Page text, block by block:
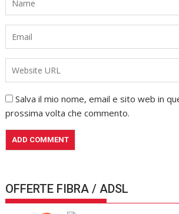
Salva il mio nome, email e sito web in
prossima volta che commento.
OFFERTE FIBRA / ADSL